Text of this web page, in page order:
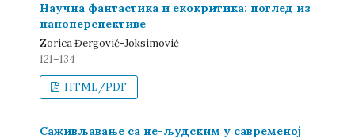
Научна фантастика и екокритика: поглед из
наноперспективе
Zorica Đergović-Joksimović
121–134
HTML/PDF
Саживљавање са не-људским у савременој